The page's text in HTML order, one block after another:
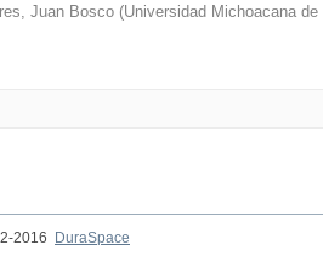
Juan Bosco (Universidad Michoacana
2016
DuraSpace